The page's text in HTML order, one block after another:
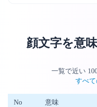
顔文字を意
一覧で近い
すべ
No 意味